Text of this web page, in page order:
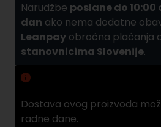
Narudžbe poslane do
dan ako nema dodatne
Leanpay obročna plaćanja
stanovnicima Slovenije.
Dostava ovog proizvoda
radne dane.